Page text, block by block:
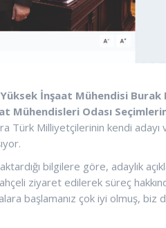
İnşaat Mühendisi Burak
Odası
Türk Milliyetçilerinin kendi
bilgilere göre, adaylık
ziyaret edilerek süreç
başlamanız çok iyi olmuş, biz